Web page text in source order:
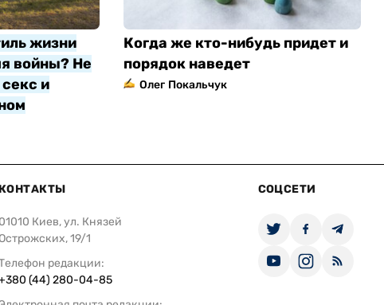
жизни
войны? Не
и
Когда же кто-нибудь придет и
порядок наведет
Олег Покальчук
КОНТАКТЫ
01010 Киев, ул. Князей
Острожских, 19/1
редакции:
(44) 280-04-85
СОЦСЕТИ